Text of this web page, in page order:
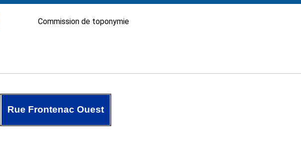
Commission de toponymie
Rue Frontenac Ouest